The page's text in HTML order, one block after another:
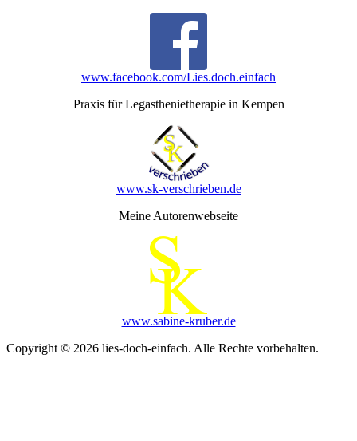
www.facebook.com/Lies.doch.einfach
Praxis für Legasthenietherapie in Kempen
www.sk-verschrieben.de
Meine Autorenwebseite
www.sabine-kruber.de
Copyright © 2026 lies-doch-einfach. Alle Rechte vorbehalten.